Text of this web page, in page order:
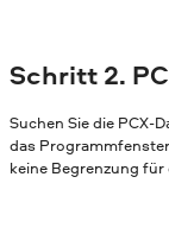
Schritt 2.
Suchen Sie die PCX-
das
keine Begrenzung für